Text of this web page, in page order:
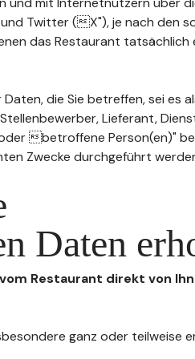
Twitter (X"), je nach den
das Restaurant tatsächlich
die Sie betreffen, sei es
Lieferant,
betroffene Person(en)"
Zwecke durchgeführt
Daten
Restaurant direkt von
ganz oder teilweise